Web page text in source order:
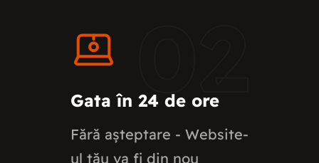
Gata în 24 de ore
Fără așteptare - Website-
ul tău va fi din nou